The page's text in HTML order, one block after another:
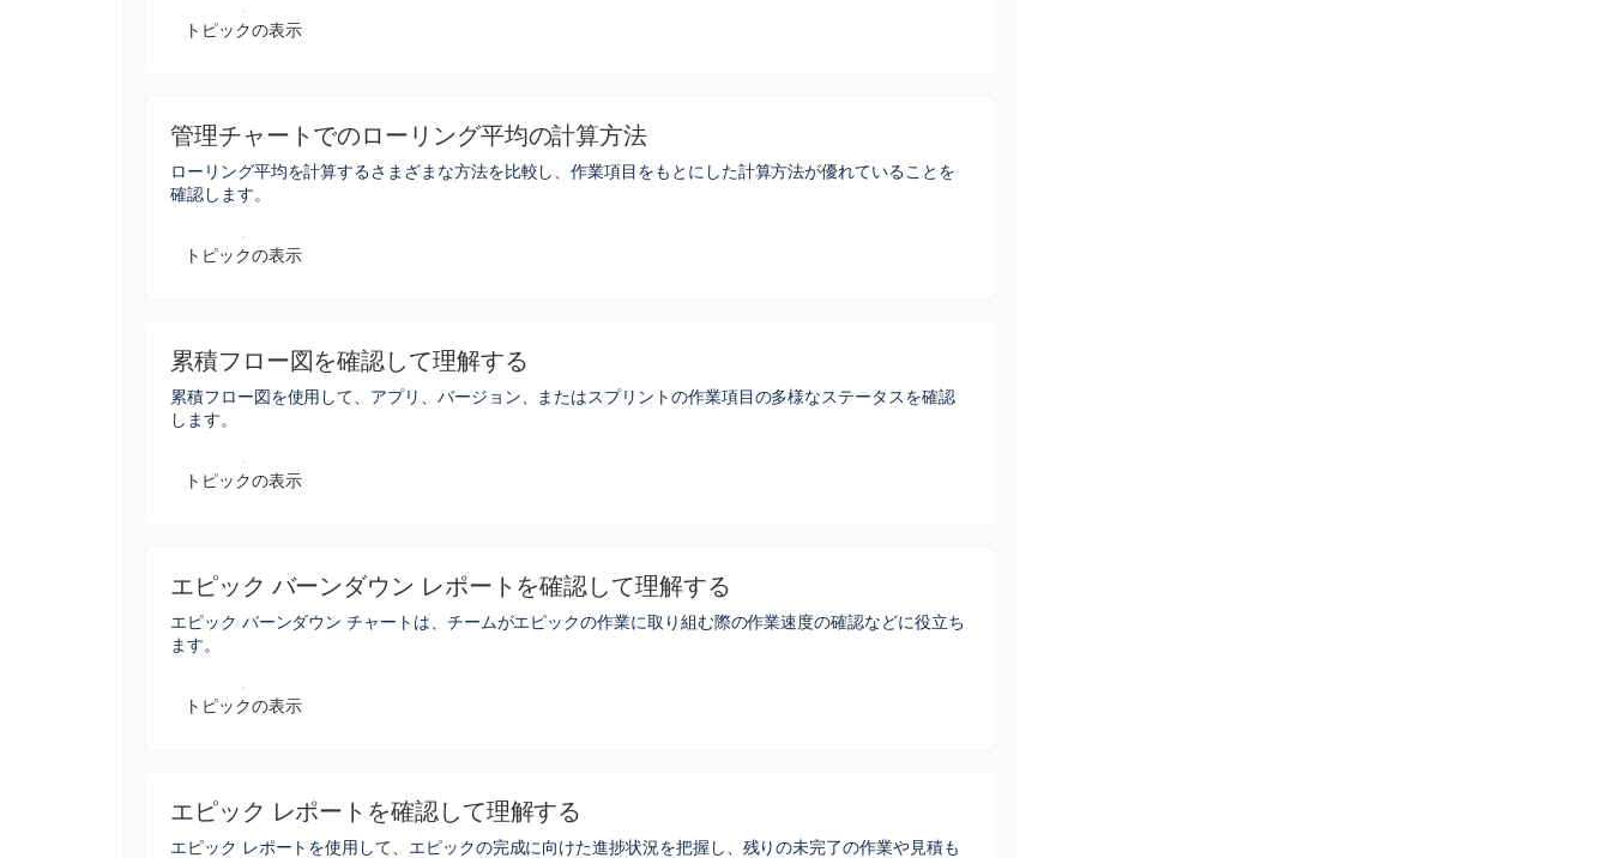
トピックの表示
管理チャートでのローリング平均の計算方法
ローリング平均を計算するさまざまな方法を比較し、作業項目をもとにした計算方法が優れていることを
確認します。
トピックの表示
累積フロー図を確認して理解する
累積フロー図を使用して、アプリ、バージョン、またはスプリントの作業項目の多様なステータスを確認
します。
トピックの表示
エピック バーンダウン レポートを確認して理解する
エピック バーンダウン チャートは、チームがエピックの作業に取り組む際の作業速度の確認などに役立ち
ます。
トピックの表示
エピック レポートを確認して理解する
エピック レポートを使用して、エピックの完成に向けた進捗状況を把握し、残りの未完了の作業や見積も